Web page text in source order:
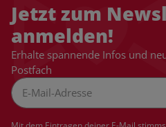
Jetzt zum
anmelden!
Erhalte spannende Infos und
Postfach
Mit dem Eintragen deiner E-Mail